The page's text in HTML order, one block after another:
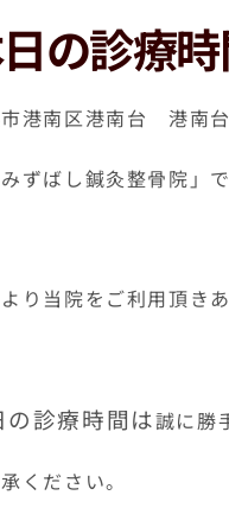
の診療時
港南区港南台 港南
みずばし鍼灸整骨院」で
り当院をご利用頂き
の診療時間は誠に勝
ください。